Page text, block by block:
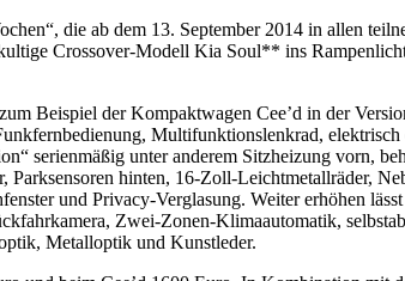
die ab dem 13. September 2014 in allen
Crossover-Modell Kia Soul** ins
Beispiel der Kompaktwagen Cee’d in der
Multifunktionslenkrad,
serienmäßig unter anderem Sitzheizung vorn,
Parksensoren hinten, 16-Zoll-Leichtmetallräder,
und Privacy-Verglasung. Weiter erhöhen
Zwei-Zonen-Klimaautomatik,
Metalloptik und Kunstleder.